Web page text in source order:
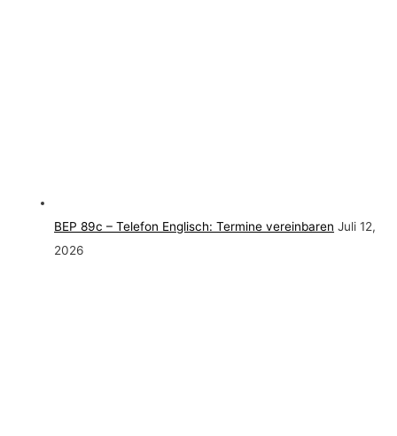
BEP 89c – Telefon Englisch: Termine vereinbaren Juli 12,
2026